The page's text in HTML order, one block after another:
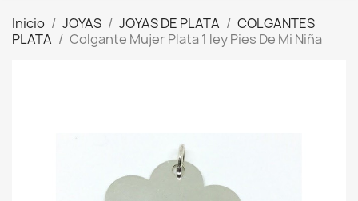
Inicio JOYAS JOYAS DE PLATA
COLGANTES
PLATA
Colgante Mujer Plata 1 ley Pies De Mi Niña